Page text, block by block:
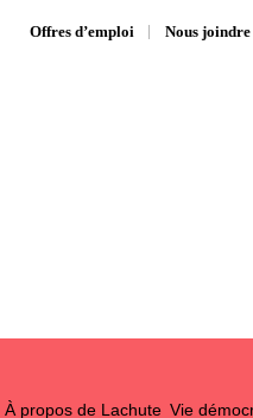
Offres d’emploi Nous joindre
À propos de Lachute Vie